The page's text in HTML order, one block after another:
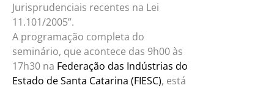
Jurisprudenciais recentes na Lei
11.101/2005”.
A programação completa do
seminário, que acontece das 9h00 às
17h30 na Federação das Indústrias do
Estado de Santa Catarina (FIESC), está